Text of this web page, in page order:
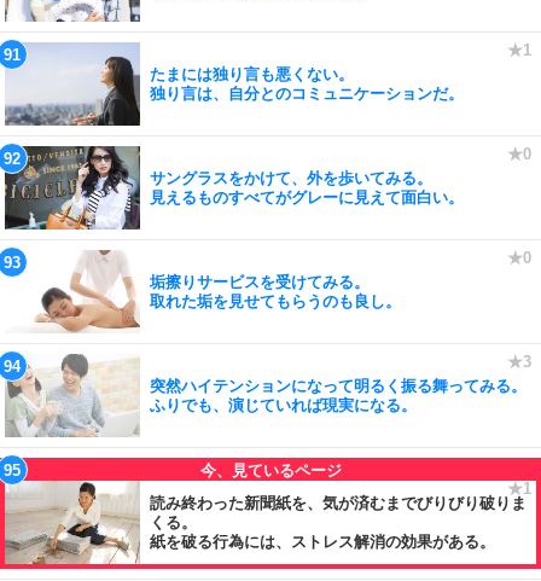
たまには独り言も悪くない。
独り言は、自分とのコミュニケーションだ。
サングラスをかけて、外を歩いてみる。
見えるものすべてがグレーに見えて面白い。
垢擦りサービスを受けてみる。
取れた垢を見せてもらうのも良し。
突然ハイテンションになって明るく振る舞ってみる。
ふりでも、演じていれば現実になる。
読み終わった新聞紙を、気が済むまでびりびり破りま
くる。
紙を破る行為には、ストレス解消の効果がある。